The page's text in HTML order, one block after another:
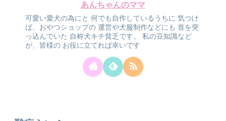
あんちゃんのママ
可愛い愛犬の為にと 何でも自作しているうちに 気つけ
ば、おやつショップの 運営や犬服制作などにも 首を突
っ込んでいた 自称犬キチ貧乏です。
私の豆知識など
が、皆様の お役に立てれば幸いです